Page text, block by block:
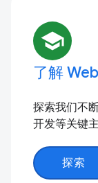
school
了解
探索我们不
开发等关键主
探索